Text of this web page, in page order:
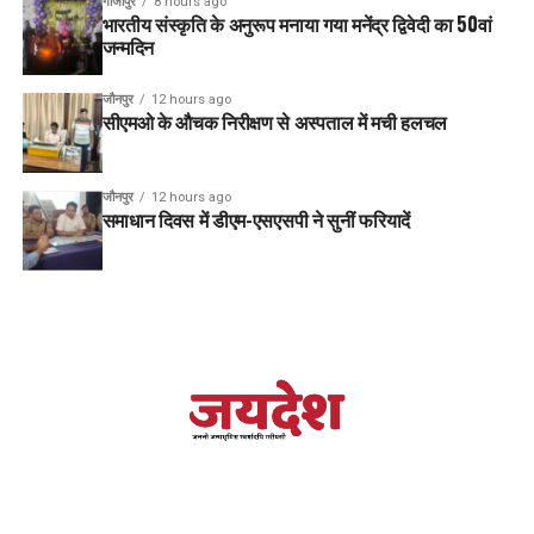
भारतीय संस्कृति के अनुरूप मनाया गया मनेंद्र द्विवेदी का 50वां
जन्मदिन
जौनपुर 12 hours ago
सीएमओ के औचक निरीक्षण से अस्पताल में मची हलचल
जौनपुर 12 hours ago
समाधान दिवस में डीएम-एसएसपी ने सुनीं फरियादें